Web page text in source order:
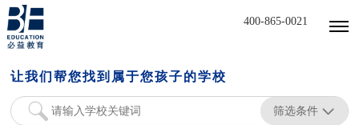
400-865-0021
让我们帮您找到属于您孩子的学校
筛选条件